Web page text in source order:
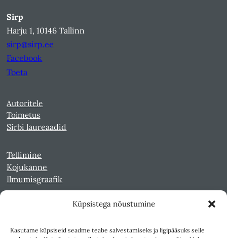
Küpsistega nõustumine
Kasutame küpsiseid seadme teabe salvestamiseks ja ligipääsuks selle
Sirp
Harju 1, 10146 Tallinn
sirp@sirp.ee
Facebook
Toeta
Autoritele
Toimetus
Sirbi laureaadid
Tellimine
Kojukanne
Ilmumisgraafik
Kultuurileht 1994-1997